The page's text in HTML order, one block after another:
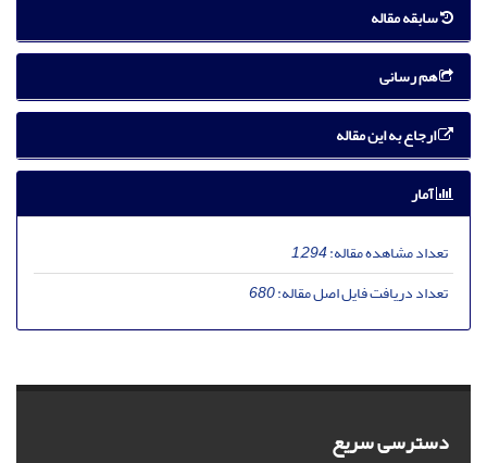
سابقه مقاله
هم رسانی
ارجاع به این مقاله
آمار
تعداد مشاهده مقاله:1,294
تعداد دریافت فایل اصل مقاله:680
دسترسی سریع